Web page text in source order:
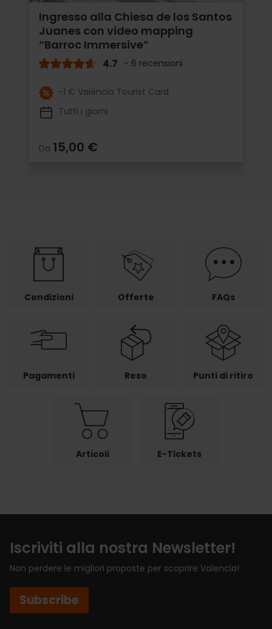
Ingresso alla Chiesa de los Santos
Juanes con video mapping
“Barroc Immersive”
4.7 - 6 recensioni
-1 € València Tourist Card
Tutti i giorni
Da 15,00 €
Condizioni Offerte FAQs
Pagamenti Reso Punti di ritiro
Articoli E-Tickets
Iscriviti alla nostra Newsletter!
Non perdere le migliori proposte per scoprire Valencia!
Subscribe